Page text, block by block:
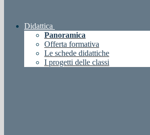
Didattica
Panoramica
Offerta formativa
Le schede didattiche
I progetti delle classi